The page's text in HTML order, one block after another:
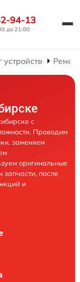
94-13
до 21:00
устройств
с
Проводим
заменяем
оригинальные
после
и